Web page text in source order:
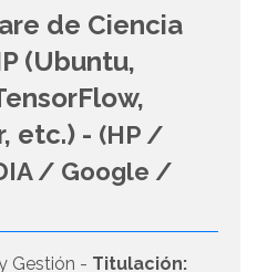
de Ciencia
(Ubuntu,
etc.) - (HP /
/ Google /
Gestión - Titulación: